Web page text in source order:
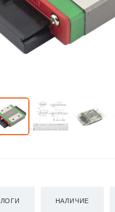
НАЛИЧИЕ